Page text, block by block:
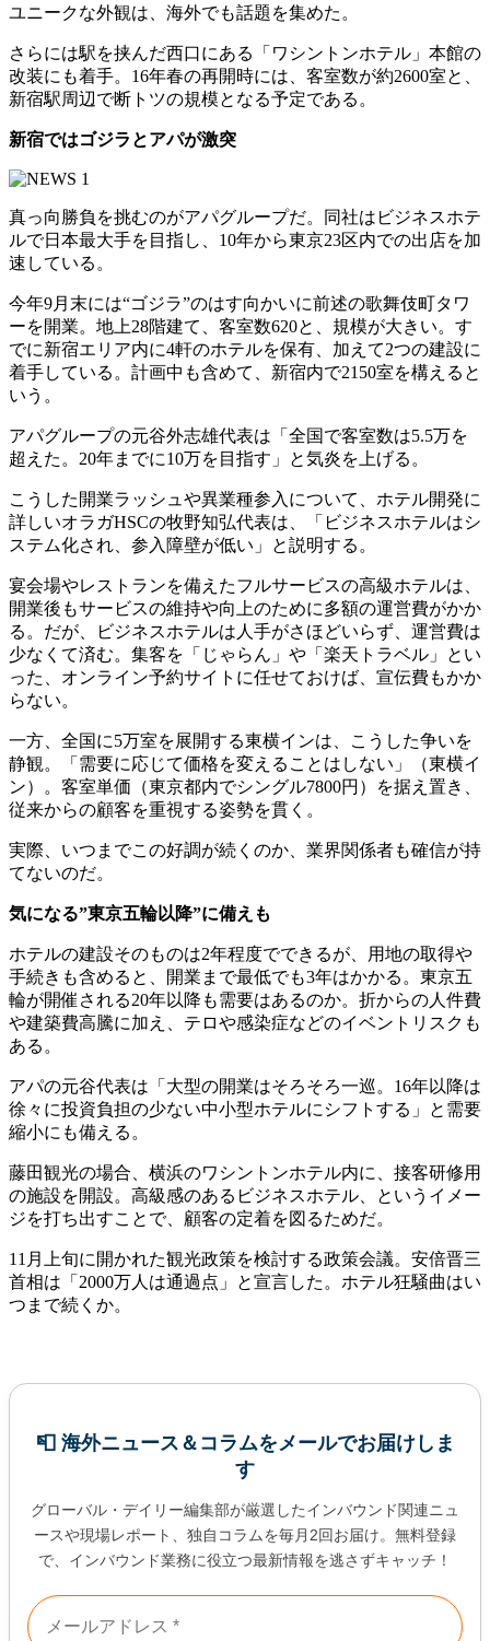
ユニークな外観は、海外でも話題を集めた。
さらには駅を挟んだ西口にある「ワシントンホテル」本館の
改装にも着手。16年春の再開時には、客室数が約2600室と、
新宿駅周辺で断トツの規模となる予定である。
新宿ではゴジラとアパが激突
真っ向勝負を挑むのがアパグループだ。同社はビジネスホテ
ルで日本最大手を目指し、10年から東京23区内での出店を加
速している。
今年9月末には“ゴジラ”のはす向かいに前述の歌舞伎町タワ
ーを開業。地上28階建て、客室数620と、規模が大きい。す
でに新宿エリア内に4軒のホテルを保有、加えて2つの建設に
着手している。計画中も含めて、新宿内で2150室を構えると
いう。
アパグループの元谷外志雄代表は「全国で客室数は5.5万を
超えた。20年までに10万を目指す」と気炎を上げる。
こうした開業ラッシュや異業種参入について、ホテル開発に
詳しいオラガHSCの牧野知弘代表は、「ビジネスホテルはシ
ステム化され、参入障壁が低い」と説明する。
宴会場やレストランを備えたフルサービスの高級ホテルは、
開業後もサービスの維持や向上のために多額の運営費がかか
る。だが、ビジネスホテルは人手がさほどいらず、運営費は
少なくて済む。集客を「じゃらん」や「楽天トラベル」とい
った、オンライン予約サイトに任せておけば、宣伝費もかか
らない。
一方、全国に5万室を展開する東横インは、こうした争いを
静観。「需要に応じて価格を変えることはしない」（東横イ
ン）。客室単価（東京都内でシングル7800円）を据え置き、
従来からの顧客を重視する姿勢を貫く。
実際、いつまでこの好調が続くのか、業界関係者も確信が持
てないのだ。
気になる”東京五輪以降”に備えも
ホテルの建設そのものは2年程度でできるが、用地の取得や
手続きも含めると、開業まで最低でも3年はかかる。東京五
輪が開催される20年以降も需要はあるのか。折からの人件費
や建築費高騰に加え、テロや感染症などのイベントリスクも
ある。
アパの元谷代表は「大型の開業はそろそろ一巡。16年以降は
徐々に投資負担の少ない中小型ホテルにシフトする」と需要
縮小にも備える。
藤田観光の場合、横浜のワシントンホテル内に、接客研修用
の施設を開設。高級感のあるビジネスホテル、というイメー
ジを打ち出すことで、顧客の定着を図るためだ。
11月上旬に開かれた観光政策を検討する政策会議。安倍晋三
首相は「2000万人は通過点」と宣言した。ホテル狂騒曲はい
つまで続くか。
📮 海外ニュース＆コラムをメールでお届けしま
す
グローバル・デイリー編集部が厳選したインバウンド関連ニュ
ースや現場レポート、独自コラムを毎月2回お届け。無料登録
で、インバウンド業務に役立つ最新情報を逃さずキャッチ！